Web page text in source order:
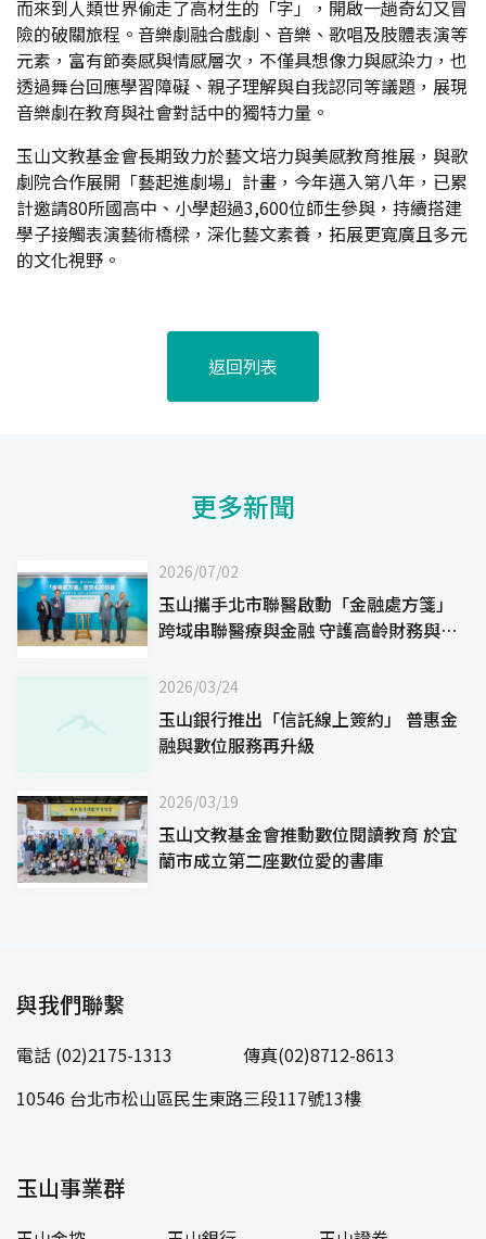
而來到人類世界偷走了高材生的「字」，開啟一趟奇幻又冒
險的破關旅程。音樂劇融合戲劇、音樂、歌唱及肢體表演等
元素，富有節奏感與情感層次，不僅具想像力與感染力，也
透過舞台回應學習障礙、親子理解與自我認同等議題，展現
音樂劇在教育與社會對話中的獨特力量。
玉山文教基金會長期致力於藝文培力與美感教育推展，與歌
劇院合作展開「藝起進劇場」計畫，今年邁入第八年，已累
計邀請80所國高中、小學超過3,600位師生參與，持續搭建
學子接觸表演藝術橋樑，深化藝文素養，拓展更寬廣且多元
的文化視野。
返回列表
更多新聞
2026/07/02
玉山攜手北市聯醫啟動「金融處方箋」
跨域串聯醫療與金融 守護高齡財務與資
2026/03/24
玉山銀行推出「信託線上簽約」 普惠金
融與數位服務再升級
2026/03/19
玉山文教基金會推動數位閱讀教育 於宜
蘭市成立第二座數位愛的書庫
與我們聯繫
電話 (02)2175-1313
傳真(02)8712-8613
10546 台北市松山區民生東路三段117號13樓
玉山事業群